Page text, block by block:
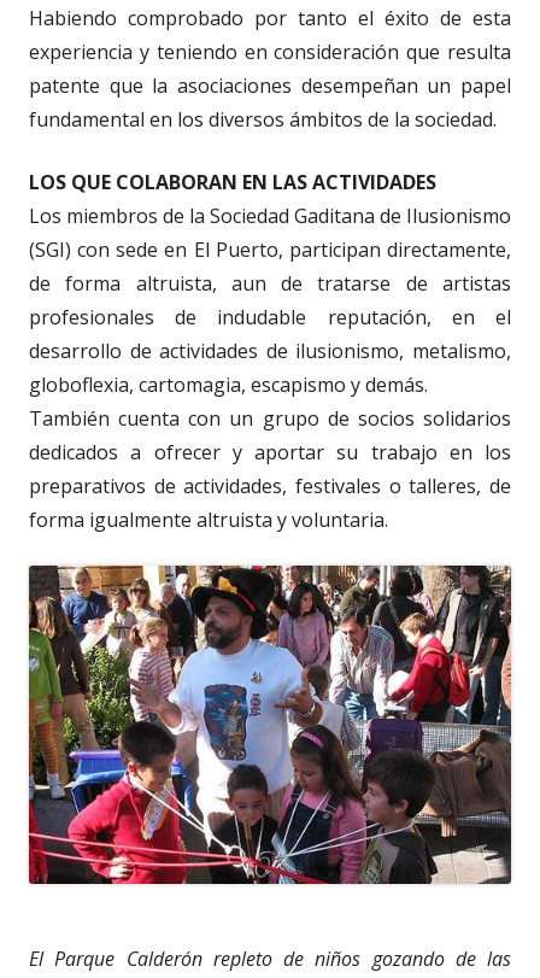
Habiendo comprobado por tanto el éxito de esta
experiencia y teniendo en consideración que resulta
patente que la asociaciones desempeñan un papel
fundamental en los diversos ámbitos de la sociedad.
LOS QUE COLABORAN EN LAS ACTIVIDADES
Los miembros de la Sociedad Gaditana de Ilusionismo
(SGI) con sede en El Puerto, participan directamente,
de forma altruista, aun de tratarse de artistas
profesionales de indudable reputación, en el
desarrollo de actividades de ilusionismo, metalismo,
globoflexia, cartomagia, escapismo y demás.
También cuenta con un grupo de socios solidarios
dedicados a ofrecer y aportar su trabajo en los
preparativos de actividades, festivales o talleres, de
forma igualmente altruista y voluntaria.
El Parque Calderón repleto de niños gozando de las